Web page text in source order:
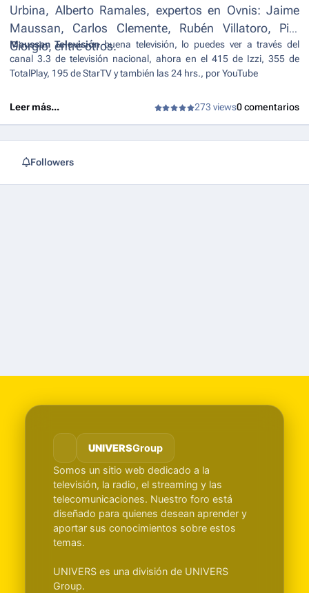
Urbina, Alberto Ramales, expertos en Ovnis: Jaime
Maussan, Carlos Clemente, Rubén Villatoro, Pier
Giorgio, entre otros.
Maussan Televisiónbuena televisión, lo puedes ver a través del
canal 3.3 de televisión nacional, ahora en el 415 de Izzi, 355 de
TotalPlay, 195 de StarTV y también las 24 hrs., por YouTube
Leer más... 273 views0 comentarios
Followers
UNIVERSGroup
Somos un sitio web dedicado a la
televisión, la radio, el streaming y las
telecomunicaciones. Nuestro foro está
diseñado para quienes desean aprender y
aportar sus conocimientos sobre estos
temas.
UNIVERS es una división de UNIVERS
Group.